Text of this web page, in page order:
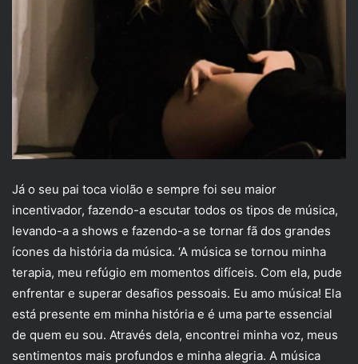
Já o seu pai toca violão e sempre foi seu maior
incentivador, fazendo-a escutar todos os tipos de música,
levando-a a shows e fazendo-a se tornar fã dos grandes
ícones da história da música. ‘A música se tornou minha
terapia, meu refúgio em momentos difíceis. Com ela, pude
enfrentar e superar desafios pessoais. Eu amo música! Ela
está presente em minha história e é uma parte essencial
de quem eu sou. Através dela, encontrei minha voz, meus
sentimentos mais profundos e minha alegria. A música